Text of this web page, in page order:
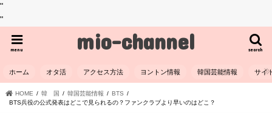
"
"
mio-channel search
menu
ホーム オタ活 アクセス方法 ヨントン情報 韓国芸能情報 サイ
HOME 韓 国 韓国芸能情報
BTS
BTS兵役の公式発表はどこで見られるの？ファンクラブより早いのはどこ？